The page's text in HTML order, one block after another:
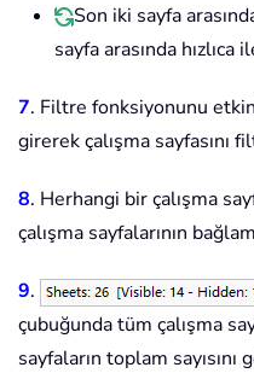
Son iki sayfa
sayfa arasında hızlıca
7. Filtre fonksiyonunu
girerek çalışma sayfasını
8. Herhangi bir çalışma
çalışma sayfalarının
9.
çubuğunda tüm çalışma
sayfaların toplam sayısını